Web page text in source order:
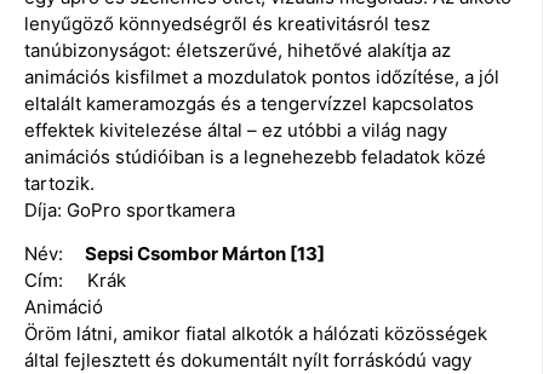
lenyűgöző könnyedségről és kreativitásról tesz
tanúbizonyságot: életszerűvé, hihetővé alakítja az
animációs kisfilmet a mozdulatok pontos időzítése, a jól
eltalált kameramozgás és a tengervízzel kapcsolatos
effektek kivitelezése által – ez utóbbi a világ nagy
animációs stúdióiban is a legnehezebb feladatok közé
tartozik.
Díja: GoPro sportkamera
Név:
Sepsi Csombor Márton [13]
Cím: Krák
Animáció
Öröm látni, amikor fiatal alkotók a hálózati közösségek
által fejlesztett és dokumentált nyílt forráskódú vagy